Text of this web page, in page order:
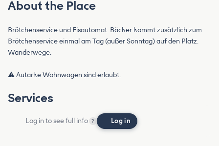
About the Place
Brötchenservice und Eisautomat. Bäcker kommt zusätzlich zum
Brötchenservice einmal am Tag (außer Sonntag) auf den Platz.
Wanderwege.
⚠️ Autarke Wohnwagen sind erlaubt.
Services
Log in to see full info ? Log in